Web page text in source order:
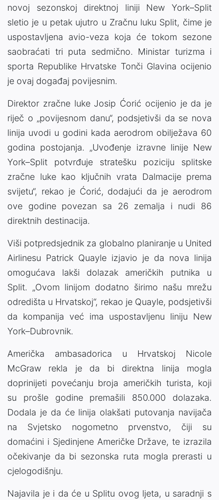
novoj sezonskoj direktnoj liniji New York–Split
sletio je u petak ujutro u Zračnu luku Split, čime je
uspostavljena avio-veza koja će tokom sezone
saobraćati tri puta sedmično. Ministar turizma i
sporta Republike Hrvatske Tonči Glavina ocijenio
je ovaj događaj povijesnim.
Direktor zračne luke Josip Ćorić ocijenio je da je
riječ o „povijesnom danu“, podsjetivši da se nova
linija uvodi u godini kada aerodrom obilježava 60
godina postojanja. „Uvođenje izravne linije New
York–Split potvrđuje stratešku poziciju splitske
zračne luke kao ključnih vrata Dalmacije prema
svijetu“, rekao je Ćorić, dodajući da je aerodrom
ove godine povezan sa 26 zemalja i nudi 86
direktnih destinacija.
Viši potpredsjednik za globalno planiranje u United
Airlinesu Patrick Quayle izjavio je da nova linija
omogućava lakši dolazak američkih putnika u
Split. „Ovom linijom dodatno širimo našu mrežu
odredišta u Hrvatskoj“, rekao je Quayle, podsjetivši
da kompanija već ima uspostavljenu liniju New
York–Dubrovnik.
Američka ambasadorica u Hrvatskoj Nicole
McGraw rekla je da bi direktna linija mogla
doprinijeti povećanju broja američkih turista, koji
su prošle godine premašili 850.000 dolazaka.
Dodala je da će linija olakšati putovanja navijača
na Svjetsko nogometno prvenstvo, čiji su
domaćini i Sjedinjene Američke Države, te izrazila
očekivanje da bi sezonska ruta mogla prerasti u
cjelogodišnju.
Najavila je i da će u Splitu ovog ljeta, u saradnji s